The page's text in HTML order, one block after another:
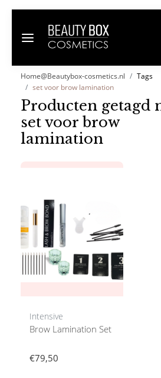
Home@Beautybox-cosmetics.nl
Tags
set voor brow lamination
Producten getagd
set voor brow
lamination
Intensive
Brow Lamination Set
€79,50